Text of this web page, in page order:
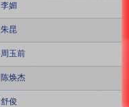
李媚
朱昆
周玉前
陈焕杰
舒俊